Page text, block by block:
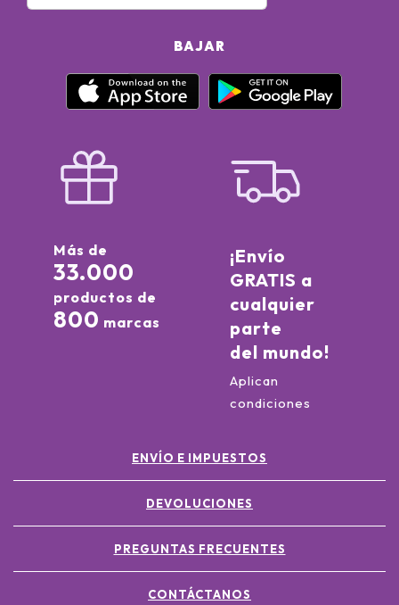
BAJAR
Más de
33.000
productos de
800 marcas
¡Envío
GRATIS a
cualquier
parte
del mundo!
Aplican
condiciones
ENVÍO E IMPUESTOS
DEVOLUCIONES
PREGUNTAS FRECUENTES
CONTÁCTANOS